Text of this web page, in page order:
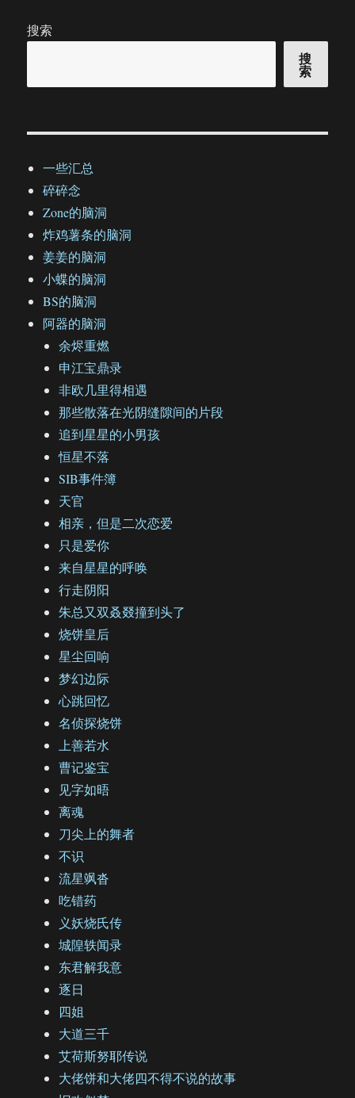
搜索
搜
索
一些汇总
碎碎念
Zone的脑洞
炸鸡薯条的脑洞
姜姜的脑洞
小蝶的脑洞
BS的脑洞
阿器的脑洞
余烬重燃
申江宝鼎录
非欧几里得相遇
那些散落在光阴缝隙间的片段
追到星星的小男孩
恒星不落
SIB事件簿
天官
相亲，但是二次恋爱
只是爱你
来自星星的呼唤
行走阴阳
朱总又双叒叕撞到头了
烧饼皇后
星尘回响
梦幻边际
心跳回忆
名侦探烧饼
上善若水
曹记鉴宝
见字如晤
离魂
刀尖上的舞者
不识
流星飒沓
吃错药
义妖烧氏传
城隍轶闻录
东君解我意
逐日
四姐
大道三千
艾荷斯努耶传说
大佬饼和大佬四不得不说的故事